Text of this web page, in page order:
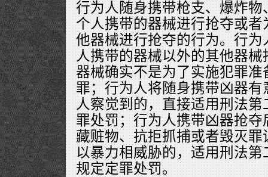
行为人随身携带枪支、爆炸
个人携带的器械进行抢夺或
他器械进行抢夺的行为。行
人携带的器械以外的其他器
器械确实不是为了实施犯罪
罪；行为人将随身携带凶器
人察觉到的，直接适用刑法
罪处罚；行为人携带凶器抢
藏赃物、抗拒抓捕或者毁灭
以暴力相威胁的，适用刑法
规定定罪处罚。